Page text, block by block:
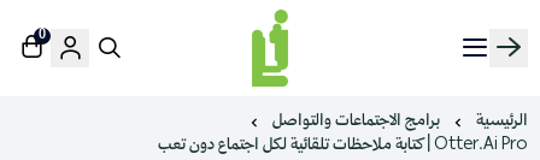
منصة لينك إن | Linkin.sa
0
الرئيسية
برامج الاجتماعات والتواصل
Otter.Ai Pro | كتابة ملاحظات تلقائية لكل اجتماع دون تعب